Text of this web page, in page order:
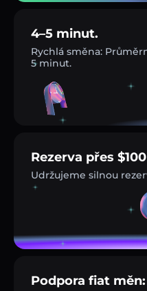
4–5 minut.
Rychlá směna:
5 minut.
Rezerva přes
Udržujeme silnou
Podpora fiat měn: